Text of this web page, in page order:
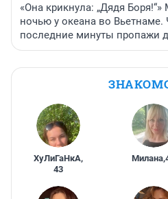
«Она крикнула: „Дядя
ночью у океана во
последние минуты пропажи
ХуЛиГаНкА,
43
Милана,